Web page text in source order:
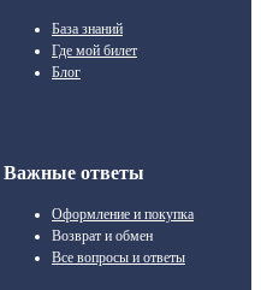
База знаний
Где мой билет
Блог
Важные ответы
Оформление и покупка
Возврат и обмен
Все вопросы и ответы